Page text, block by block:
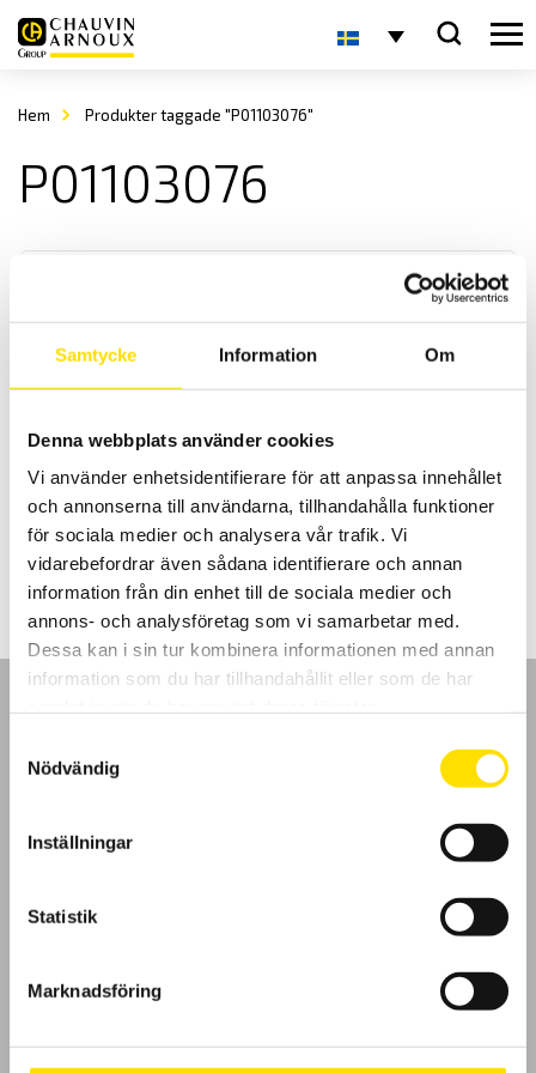
Samtycke Information Om
Denna webbplats använder cookies
Vi använder enhetsidentifierare för att anpassa innehållet
och annonserna till användarna, tillhandahålla funktioner
för sociala medier och analysera vår trafik. Vi
vidarebefordrar även sådana identifierare och annan
information från din enhet till de sociala medier och
annons- och analysföretag som vi samarbetar med.
Dessa kan i sin tur kombinera informationen med annan
information som du har tillhandahållit eller som de har
Nödvändig
Inställningar
Statistik
Marknadsföring
Hem Produkter taggade "P01103076"
P01103076
Batteriladdare till instrument
installationstestare multimetrar och jordtagsbryggor.
610.00kr–7,650.00 krPrisintervall:
610.00 kr
till
7,650.00 kr
LÄS MER